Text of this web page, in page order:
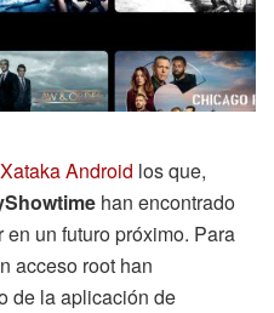
Android los que,
han encontrado
un futuro próximo. Para
acceso root han
de la aplicación de